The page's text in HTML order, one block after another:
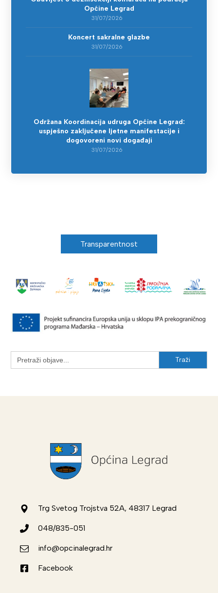
Općine Legrad
31/07/2026
Koncert sakralne glazbe
31/07/2026
Održana Koordinacija udruga Općine Legrad:
uspješno zaključene ljetne manifestacije i
dogovoreni novi događaji
31/07/2026
Transparentnost
Search
for:
Trg Svetog Trojstva 52A, 48317 Legrad
048/835-051
info@opcinalegrad.hr
Facebook